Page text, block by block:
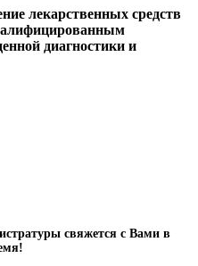
лекарственных средств
диагностики и
свяжется с Вами в